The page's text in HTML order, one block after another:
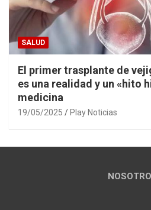
SALUD
El primer trasplante de
es una realidad y un «hito
medicina
19/05/2025 Play Noticias